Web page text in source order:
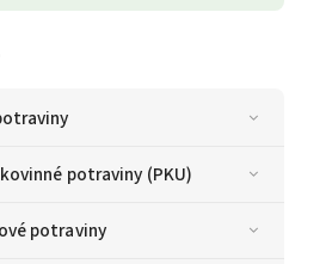
potraviny (PKU)
potraviny